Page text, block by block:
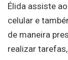
Élida assiste
celular e
de maneira
realizar